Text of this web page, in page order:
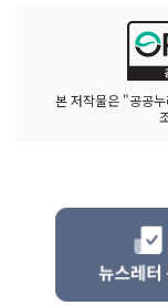
본 저작물은 "공공